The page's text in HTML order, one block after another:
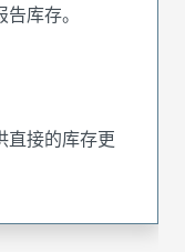
库存。
直接的库存更